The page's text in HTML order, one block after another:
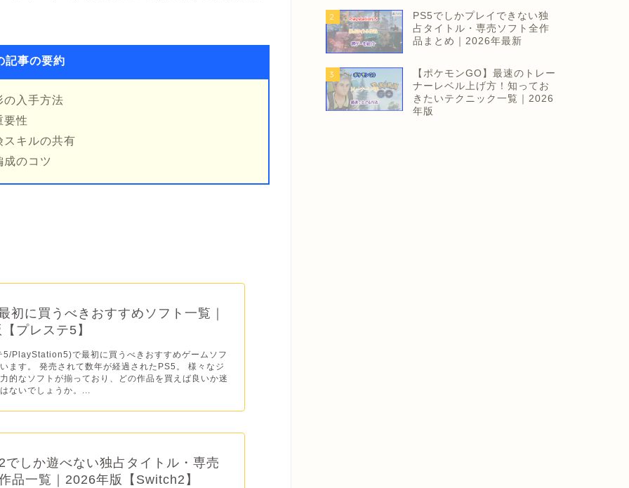
記事の要約
の入手方法
要性
スキルの共有
のコツ
初に買うべきおすすめソフト一覧｜
プレステ5】
5/PlayStation5)で最初に買うべきおすすめゲームソフ
ます。 発売されて数年が経過されたPS5。 様々なジ
的なソフトが揃っており、どの作品を買えば良いか迷
ないでしょうか。...
でしか遊べない独占タイトル・専売
品一覧｜2026年版【Switch2】
2
PS5でしかプレイできない独
占タイトル・専売ソフト全作
品まとめ｜2026年最新
3
【ポケモンGO】最速のトレー
ナーレベル上げ方！知ってお
きたいテクニック一覧｜2026
年版